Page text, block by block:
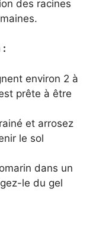
des racines
:
environ 2 à
prête à être
et arrosez
le sol
dans un
le du gel